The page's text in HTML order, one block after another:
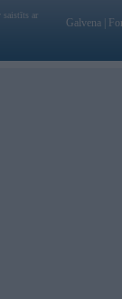
saistīts ar
Galvena